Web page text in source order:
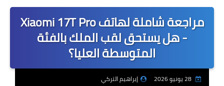
اخبار
ابل
اندرويد
مراجعة شاملة لهاتف Xiaomi 17T Pro
- هل يستحق لقب الملك بالفئة
المتوسطة العليا؟
28 يونيو 2026
إبراهيم التركي